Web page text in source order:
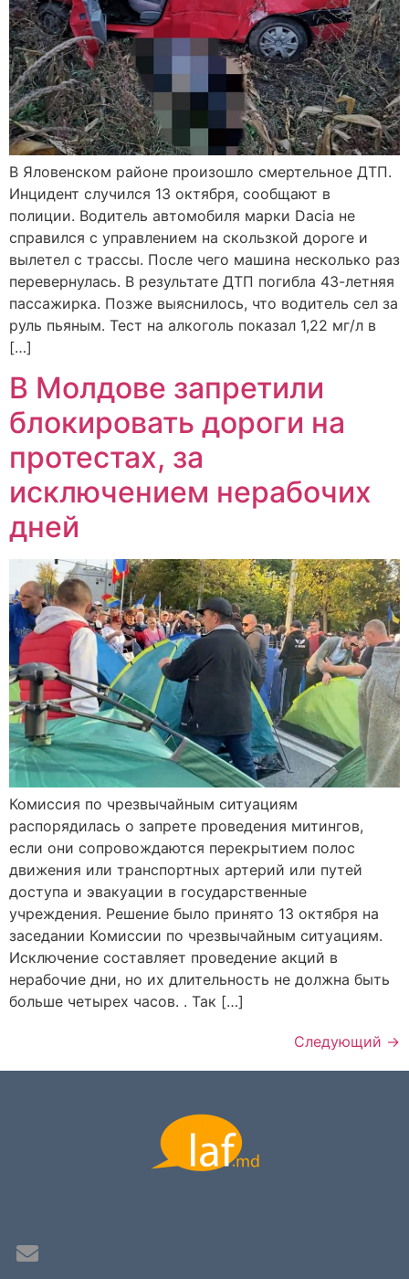
В Яловенском районе произошло смертельное ДТП.
Инцидент случился 13 октября, сообщают в
полиции. Водитель автомобиля марки Dacia не
справился с управлением на скользкой дороге и
вылетел с трассы. После чего машина несколько раз
перевернулась. В результате ДТП погибла 43-летняя
пассажирка. Позже выяснилось, что водитель сел за
руль пьяным. Тест на алкоголь показал 1,22 мг/л в
[…]
В Молдове запретили
блокировать дороги на
протестах, за
исключением нерабочих
дней
Комиссия по чрезвычайным ситуациям
распорядилась о запрете проведения митингов,
если они сопровождаются перекрытием полос
движения или транспортных артерий или путей
доступа и эвакуации в государственные
учреждения. Решение было принято 13 октября на
заседании Комиссии по чрезвычайным ситуациям.
Исключение составляет проведение акций в
нерабочие дни, но их длительность не должна быть
больше четырех часов. . Так […]
Следующий →